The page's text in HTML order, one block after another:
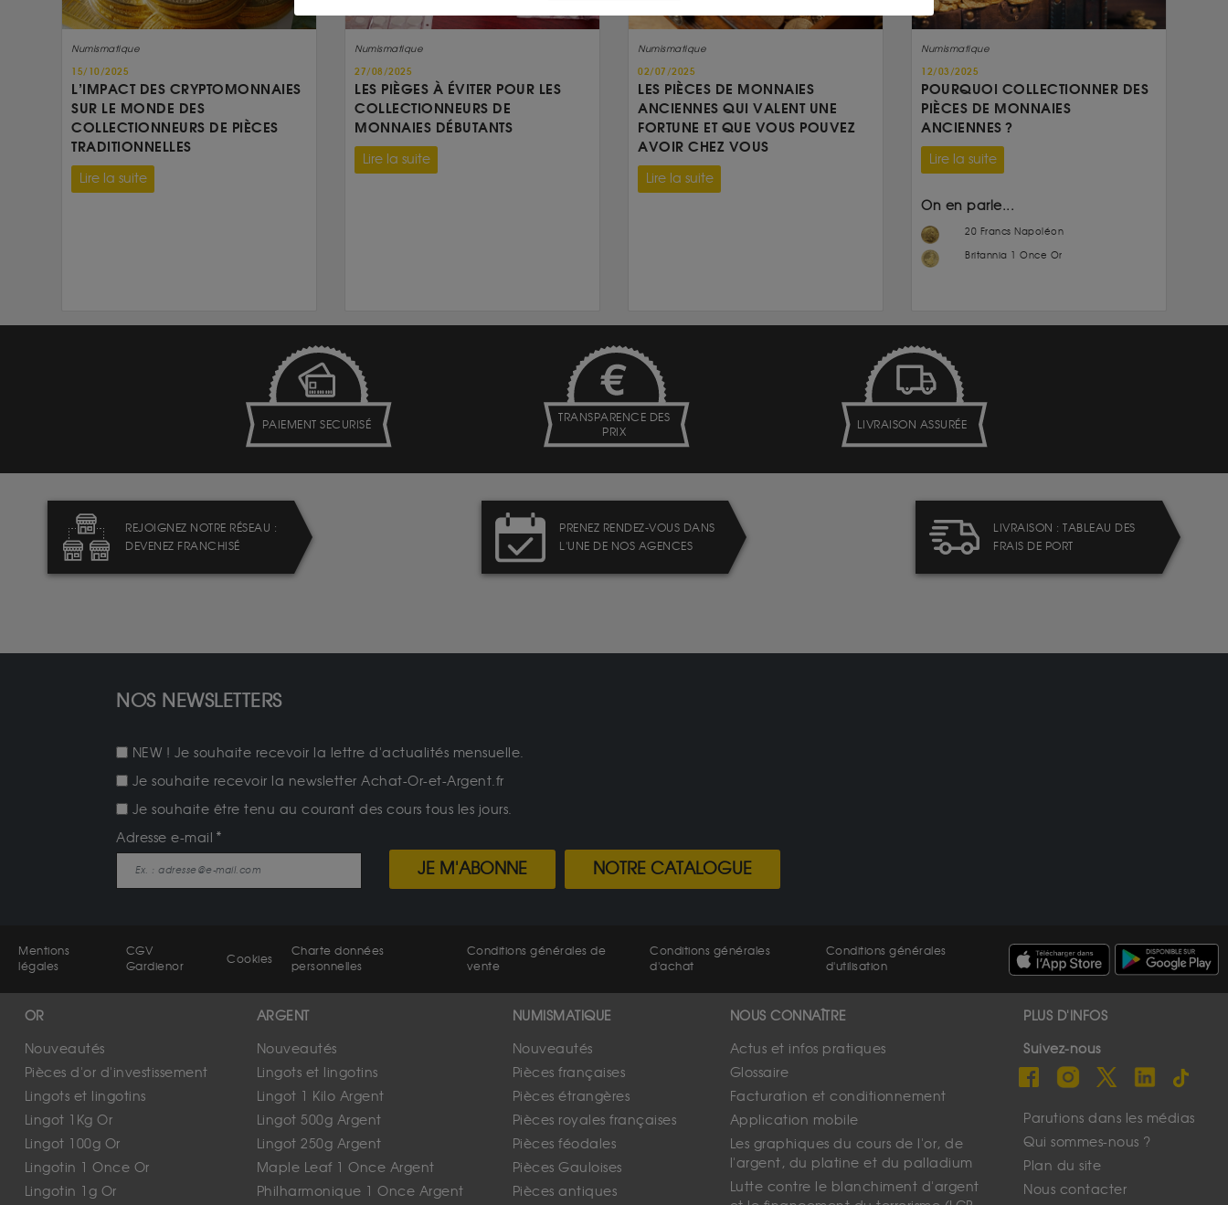
Numismatique
15/10/2025
L’IMPACT DES CRYPTOMONNAIES
SUR LE MONDE DES
COLLECTIONNEURS DE PIÈCES
TRADITIONNELLES
Lire la suite
Numismatique
27/08/2025
LES PIÈGES À ÉVITER POUR LES
COLLECTIONNEURS DE
MONNAIES DÉBUTANTS
Lire la suite
Numismatique
02/07/2025
LES PIÈCES DE MONNAIES
ANCIENNES QUI VALENT UNE
FORTUNE ET QUE VOUS POUVEZ
AVOIR CHEZ VOUS
Lire la suite
Numismatique
12/03/2025
POURQUOI COLLECTIONNER DES
PIÈCES DE MONNAIES
ANCIENNES ?
Lire la suite
On en parle...
20 Francs Napoléon
Britannia 1 Once Or
PAIEMENT SECURISÉ
TRANSPARENCE DES
PRIX
LIVRAISON ASSURÉE
REJOIGNEZ NOTRE RÉSEAU :
DEVENEZ FRANCHISÉ
PRENEZ RENDEZ-VOUS DANS
L'UNE DE NOS AGENCES
LIVRAISON : TABLEAU DES
FRAIS DE PORT
NOS NEWSLETTERS
NEW ! Je souhaite recevoir la lettre d'actualités mensuelle.
Je souhaite recevoir la newsletter Achat-Or-et-Argent.fr
Je souhaite être tenu au courant des cours tous les jours.
Adresse e-mail
JE M'ABONNE NOTRE CATALOGUE
Mentions
légales
CGV
Gardienor
Cookies
Charte données
personnelles
Conditions générales de
vente
Conditions générales
d'achat
Conditions générales
d'utilisation
OR
Nouveautés
Pièces d'or d'investissement
Lingots et lingotins
Lingot 1Kg Or
Lingot 100g Or
Lingotin 1 Once Or
Lingotin 1g Or
ARGENT
Nouveautés
Lingots et lingotins
Lingot 1 Kilo Argent
Lingot 500g Argent
Lingot 250g Argent
Maple Leaf 1 Once Argent
Philharmonique 1 Once Argent
NUMISMATIQUE
Nouveautés
Pièces françaises
Pièces étrangères
Pièces royales françaises
Pièces féodales
Pièces Gauloises
Pièces antiques
NOUS CONNAÎTRE
Actus et infos pratiques
Glossaire
Facturation et conditionnement
Application mobile
Les graphiques du cours de l'or, de
l'argent, du platine et du palladium
Lutte contre le blanchiment d'argent
PLUS D'INFOS
Suivez-nous
Parutions dans les médias
Qui sommes-nous ?
Plan du site
Nous contacter